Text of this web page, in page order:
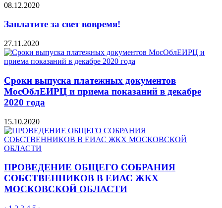
08.12.2020
Заплатите за свет вовремя!
27.11.2020
Сроки выпуска платежных документов
МосОблЕИРЦ и приема показаний в декабре
2020 года
15.10.2020
ПРОВЕДЕНИЕ ОБЩЕГО СОБРАНИЯ
СОБСТВЕННИКОВ В ЕИАС ЖКХ
МОСКОВСКОЙ ОБЛАСТИ